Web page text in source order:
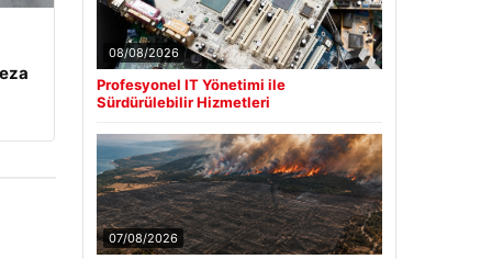
08/08/2026
Profesyonel IT Yönetimi ile
Sürdürülebilir Hizmetleri
07/08/2026